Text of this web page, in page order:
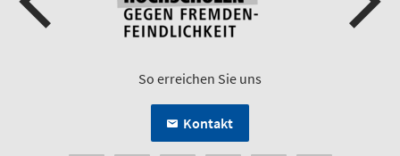
So erreichen Sie uns
Kontakt